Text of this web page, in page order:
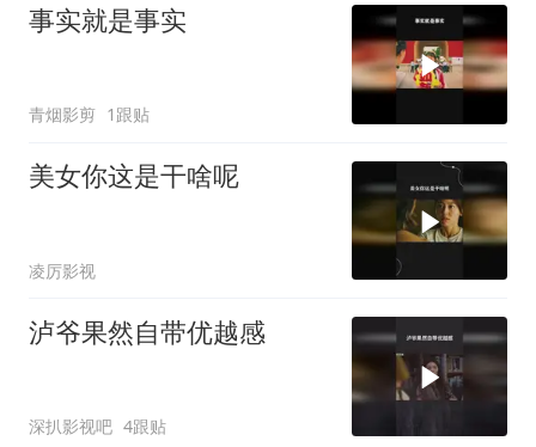
事实就是事实
青烟影剪 1跟贴
美女你这是干啥呢
凌厉影视
泸爷果然自带优越感
深扒影视吧 4跟贴